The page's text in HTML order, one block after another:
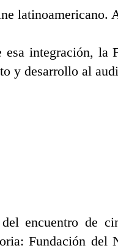
latinoamericano.
integración, la
y desarrollo al
encuentro de
Fundación del